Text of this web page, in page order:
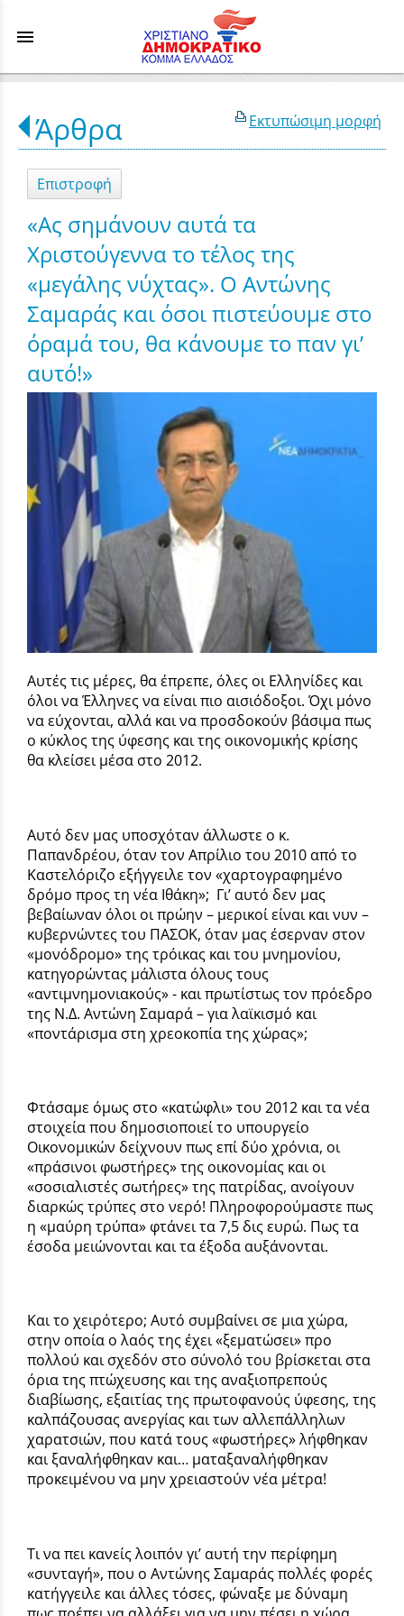
menu
Εκτυπώσιμη μορφή
Άρθρα
Επιστροφή
«Ας σημάνουν αυτά τα
Χριστούγεννα το τέλος της
«μεγάλης νύχτας». Ο Αντώνης
Σαμαράς και όσοι πιστεύουμε στο
όραμά του, θα κάνουμε το παν γι’
αυτό!»
Αυτές τις μέρες, θα έπρεπε, όλες οι Ελληνίδες και
όλοι να Έλληνες να είναι πιο αισιόδοξοι. Όχι μόνο
να εύχονται, αλλά και να προσδοκούν βάσιμα πως
ο κύκλος της ύφεσης και της οικονομικής κρίσης
θα κλείσει μέσα στο 2012.
Αυτό δεν μας υποσχόταν άλλωστε ο κ.
Παπανδρέου, όταν τον Απρίλιο του 2010 από το
Καστελόριζο εξήγγειλε τον «χαρτογραφημένο
δρόμο προς τη νέα Ιθάκη»; Γι’ αυτό δεν μας
βεβαίωναν όλοι οι πρώην – μερικοί είναι και νυν –
κυβερνώντες του ΠΑΣΟΚ, όταν μας έσερναν στον
«μονόδρομο» της τρόικας και του μνημονίου,
κατηγορώντας μάλιστα όλους τους
«αντιμνημονιακούς» - και πρωτίστως τον πρόεδρο
της Ν.Δ. Αντώνη Σαμαρά – για λαϊκισμό και
«ποντάρισμα στη χρεοκοπία της χώρας»;
Φτάσαμε όμως στο «κατώφλι» του 2012 και τα νέα
στοιχεία που δημοσιοποιεί το υπουργείο
Οικονομικών δείχνουν πως επί δύο χρόνια, οι
«πράσινοι φωστήρες» της οικονομίας και οι
«σοσιαλιστές σωτήρες» της πατρίδας, ανοίγουν
διαρκώς τρύπες στο νερό! Πληροφορούμαστε πως
η «μαύρη τρύπα» φτάνει τα 7,5 δις ευρώ. Πως τα
έσοδα μειώνονται και τα έξοδα αυξάνονται.
Και το χειρότερο; Αυτό συμβαίνει σε μια χώρα,
στην οποία ο λαός της έχει «ξεματώσει» προ
πολλού και σχεδόν στο σύνολό του βρίσκεται στα
όρια της πτώχευσης και της αναξιοπρεπούς
διαβίωσης, εξαιτίας της πρωτοφανούς ύφεσης, της
καλπάζουσας ανεργίας και των αλλεπάλληλων
χαρατσιών, που κατά τους «φωστήρες» λήφθηκαν
και ξαναλήφθηκαν και… ματαξαναλήφθηκαν
προκειμένου να μην χρειαστούν νέα μέτρα!
Τι να πει κανείς λοιπόν γι’ αυτή την περίφημη
«συνταγή», που ο Αντώνης Σαμαράς πολλές φορές
κατήγγειλε και άλλες τόσες, φώναξε με δύναμη